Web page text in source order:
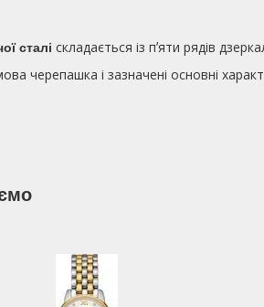
сталі складається із пʼяти рядів
черепашка і зазначені основні